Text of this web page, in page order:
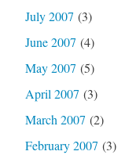
July 2007 (3)
June 2007 (4)
May 2007 (5)
April 2007 (3)
March 2007 (2)
February 2007 (3)